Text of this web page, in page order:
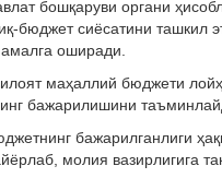
бошқаруви органи
бюджет сиёсатини ташкил
оширади.
маҳаллий бюджети
бажарилишини
бажарилганлиги
молия вазирлигига